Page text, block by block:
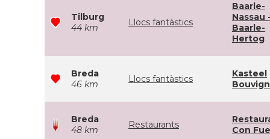
Tilburg
44 km
Llocs fantàstics
Baarle-
Nassau
Baarle-
Hertog
Breda
46 km
Llocs fantàstics
Kasteel
Breda
48 km
Restaurants
Con